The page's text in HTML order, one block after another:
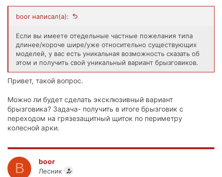
boor написал(а):
Если вы имеете отедельные частные пожелания типа
длинее/короче шире/уже относительно существующих
моделей, у вас есть уникальная возможность сказать об
этом и получить свой уникальный вариант брызговиков.
Привет, такой вопрос.
Можно ли будет сделать эксклюзивный вариант
брызговика? Задача- получить в итоге брызговик с
переходом на грязезащитный щиток по периметру
колесной арки.
B boor
Лесник